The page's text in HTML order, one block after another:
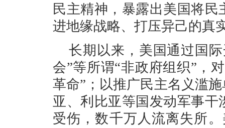
民主精神，暴露出美国将
进地缘战略、打压异己的真
长期以来，美国通过国
会”等所谓“非政府组织”，
革命”；以推广民主名义滥
亚、利比亚等国发动军事
受伤，数千万人流离失所